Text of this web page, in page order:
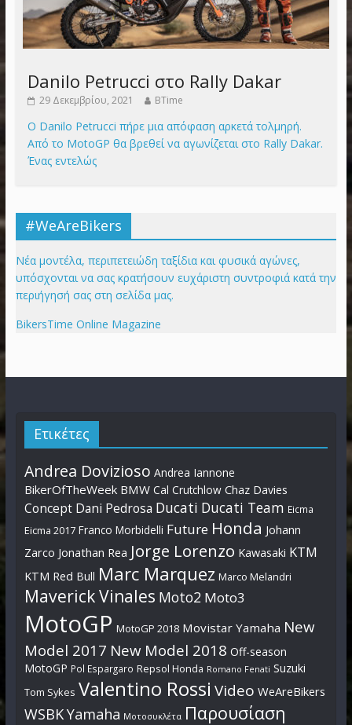
Danilo Petrucci στο Rally Dakar
29 Δεκεμβρίου, 2021 BTime
Ο Danilo Petrucci πήρε μια απόφαση αρκετά τολμηρή.
Από το MotoGP θα βρεθεί να αγωνίζεται στο Rally Dakar.
Ένας εντελώς
#WeAreBikers
Νέα μοντέλα, περιπετειώδη ταξίδια και φυσικά αγώνες,
υπόσχονται να σας κρατήσουν ευχάριστη συντροφιά κατά την
περιήγησή σας στη σελίδα μας.
BikersTime Online Magazine
Ετικέτες
Andrea Dovizioso Andrea Iannone
BikerOfTheWeek BMW Cal Crutchlow Chaz Davies
Concept Dani Pedrosa Ducati Ducati Team Eicma
Eicma 2017 Franco Morbidelli Future Honda Johann
Zarco Jonathan Rea Jorge Lorenzo Kawasaki KTM
KTM Red Bull Marc Marquez Marco Melandri
Maverick Vinales Moto2 Moto3
MotoGP MotoGP 2018 Movistar Yamaha New
Model 2017 New Model 2018 Off-season
MotoGP Pol Espargaro Repsol Honda Romano Fenati Suzuki
Tom Sykes Valentino Rossi Video WeAreBikers
WSBKYamaha Μοτοσυκλέτα Παρουσίαση